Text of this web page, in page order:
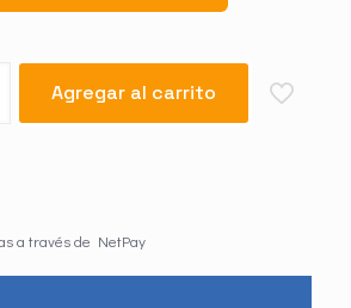
Agregar al carrito
a través de NetPay